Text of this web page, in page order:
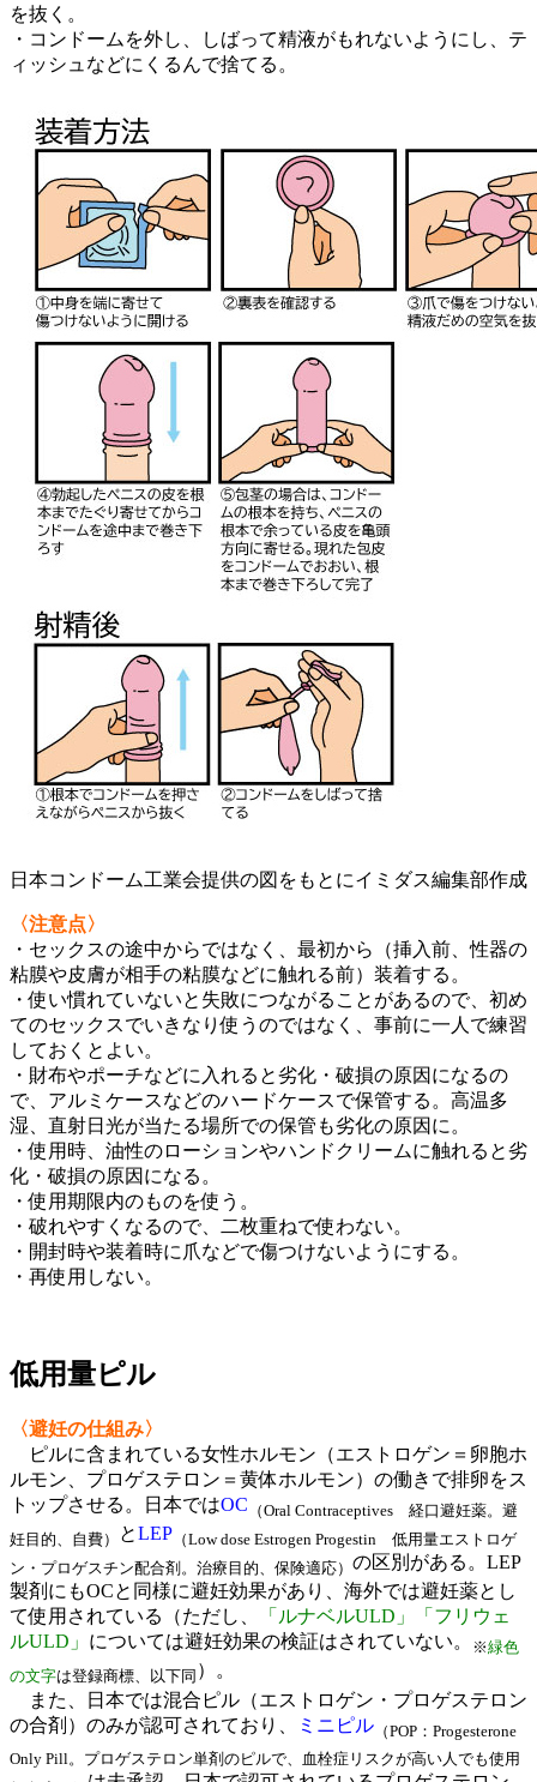
を抜く。
・コンドームを外し、しばって精液がもれないようにし、テ
ィッシュなどにくるんで捨てる。
日本コンドーム工業会提供の図をもとにイミダス編集部作成
〈注意点〉
・セックスの途中からではなく、最初から（挿入前、性器の
粘膜や皮膚が相手の粘膜などに触れる前）装着する。
・使い慣れていないと失敗につながることがあるので、初め
てのセックスでいきなり使うのではなく、事前に一人で練習
しておくとよい。
・財布やポーチなどに入れると劣化・破損の原因になるの
で、アルミケースなどのハードケースで保管する。高温多
湿、直射日光が当たる場所での保管も劣化の原因に。
・使用時、油性のローションやハンドクリームに触れると劣
化・破損の原因になる。
・使用期限内のものを使う。
・破れやすくなるので、二枚重ねで使わない。
・開封時や装着時に爪などで傷つけないようにする。
・再使用しない。
低用量ピル
〈避妊の仕組み〉
ピルに含まれている女性ホルモン（エストロゲン＝卵胞ホ
ルモン、プロゲステロン＝黄体ホルモン）の働きで排卵をス
トップさせる。日本ではOC （Oral Contraceptives 経口避妊薬。避
妊目的、自費）
とLEP （Low dose Estrogen Progestin 低用量エストロゲ
ン・プロゲスチン配合剤。治療目的、保険適応） の区別がある。LEP
製剤にもOCと同様に避妊効果があり、海外では避妊薬とし
て使用されている（ただし、
「ルナベルULD」「フリウェ
ルULD」 については避妊効果の検証はされていない。 ※緑色
の文字は登録商標、以下同 ）。
また、日本では混合ピル（エストロゲン・プロゲステロン
の合剤）のみが認可されており、
ミニピル （POP：Progesterone
Only Pill。プロゲステロン単剤のピルで、血栓症リスクが高い人でも使用